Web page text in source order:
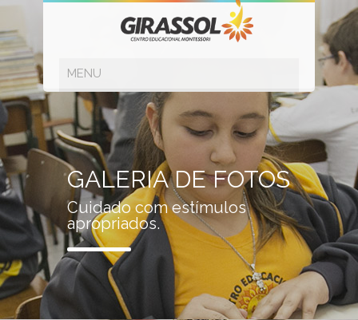
GALERIA DE FOTOS
Cuidado com estímulos
apropriados.